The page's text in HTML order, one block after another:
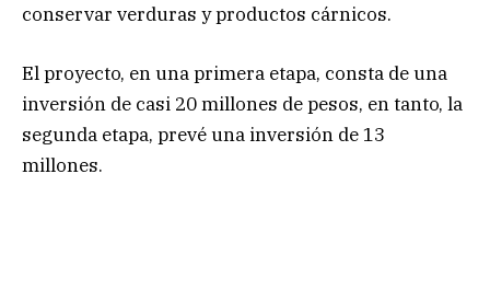
conservar verduras y productos cárnicos.
El proyecto, en una primera etapa, consta de una
inversión de casi 20 millones de pesos, en tanto, la
segunda etapa, prevé una inversión de 13
millones.